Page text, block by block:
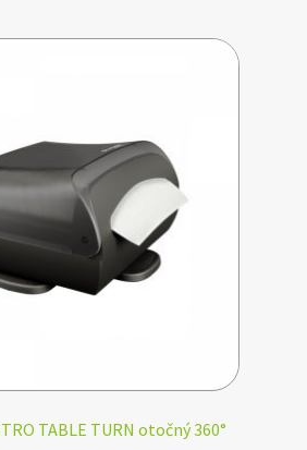
TABLE TURN otočný 360°